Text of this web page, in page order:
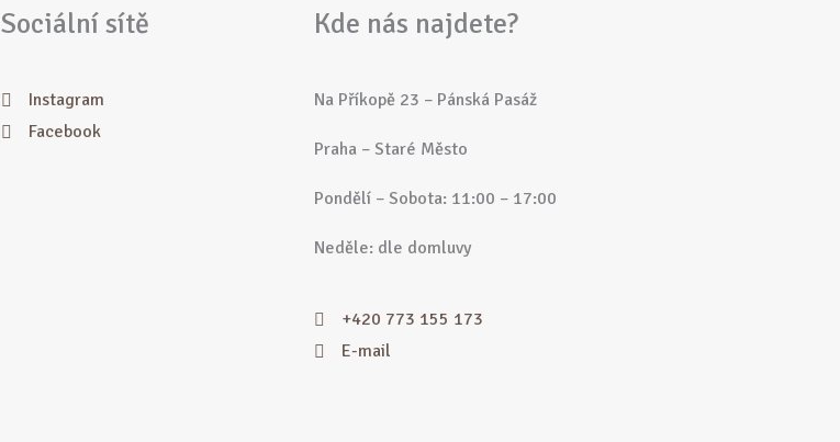
Sociální sítě
Instagram
Facebook
Kde nás najdete?
Na Příkopě 23 – Pánská Pasáž
Praha – Staré Město
Pondělí – Sobota: 11:00 – 17:00
Neděle: dle domluvy
+420 773 155 173
E-mail